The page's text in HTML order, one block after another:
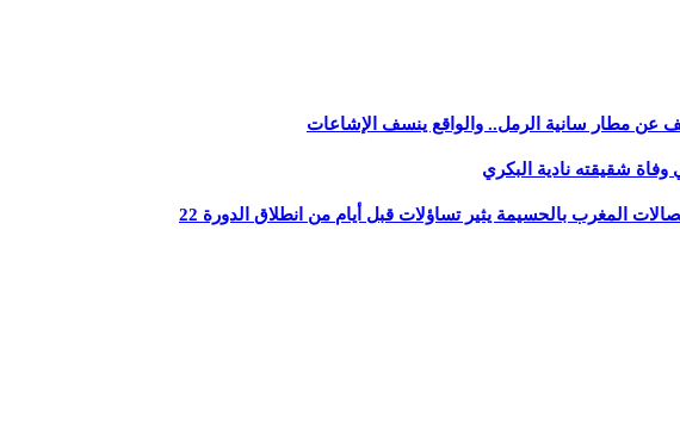
عن مطار سانية الرمل.. والواقع ينسف الإشاعات
شقيقته نادية البكري
المغرب بالحسيمة يثير تساؤلات قبل أيام من انطلاق الدورة 22